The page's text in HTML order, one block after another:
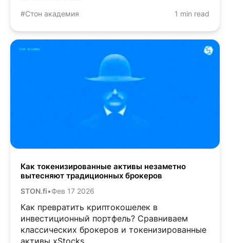
#Стон академия 1 min read
Как токенизированные активы незаметно
вытесняют традиционных брокеров
STON.fi•Фев 17 2026
Как превратить криптокошелек в
инвестиционный портфель? Сравниваем
классических брокеров и токенизированные